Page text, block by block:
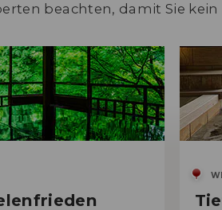
beachten, damit Sie